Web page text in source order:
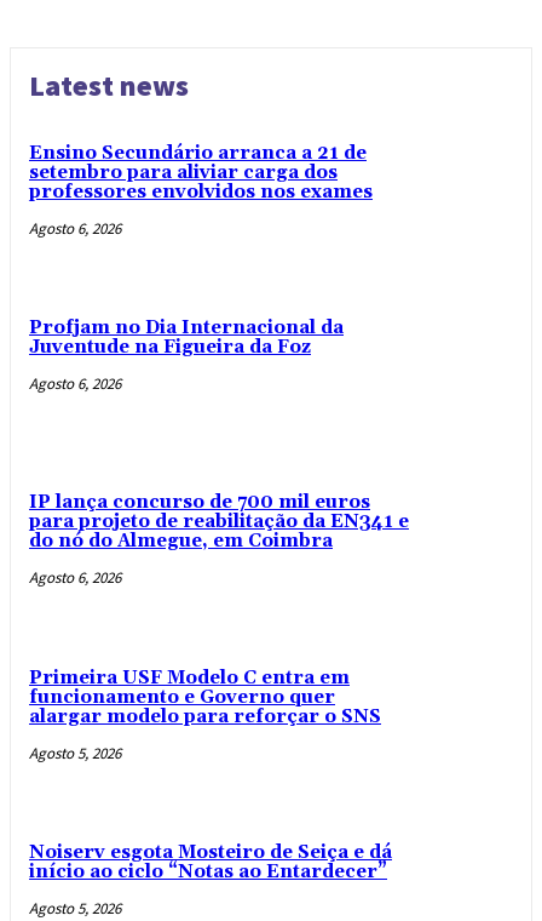
Latest news
Ensino Secundário arranca a 21 de
setembro para aliviar carga dos
professores envolvidos nos exames
Agosto 6, 2026
Profjam no Dia Internacional da
Juventude na Figueira da Foz
Agosto 6, 2026
IP lança concurso de 700 mil euros
para projeto de reabilitação da EN341 e
do nó do Almegue, em Coimbra
Agosto 6, 2026
Primeira USF Modelo C entra em
funcionamento e Governo quer
alargar modelo para reforçar o SNS
Agosto 5, 2026
Noiserv esgota Mosteiro de Seiça e dá
início ao ciclo “Notas ao Entardecer”
Agosto 5, 2026